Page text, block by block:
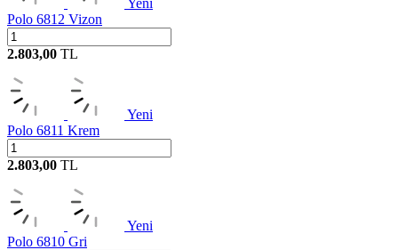
Yeni
Polo 6812 Vizon
2.803,00 TL
Yeni
Polo 6811 Krem
2.803,00 TL
Yeni
Polo 6810 Gri